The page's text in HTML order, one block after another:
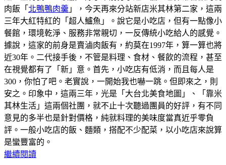
肉飯「 北鴨鴨肉羹 」，今天再來分站新店米其林第二家，這兩
三年大紅特紅的「超人鱸魚」。說它是小吃店，但有一點像小
餐館，環境乾淨、服務非常親切，一反傳統小吃給人的感覺。
據說，這家的前身是賣滷肉飯有，約莫在1997年，算一算也將
近30年。二代接手後，不管是料理、食材、餐飲的流程，甚至
在視覺都有了「新」意。首先，小吃店有低消，而且每人是
300，你怕了吧。老實說，一開始我也嚇一跳。但即來之，則
安之。印象中，這兩三年，光是「大台北美食地圖」、「靠米
其林生活」這兩個社團，就不止十次聽過團員的好評，有不同
意見的多半也是針對價格，純就料理的美味度當真近乎零負
評。一般小吃店的飯、麵類，搭配不少配菜，以小吃店來說算
是蠻豐富的。
繼續閱讀